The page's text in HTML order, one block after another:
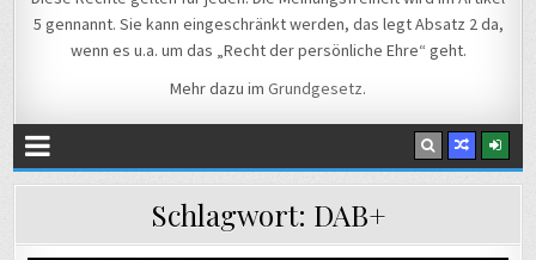
5 gennannt. Sie kann eingeschränkt werden, das legt Absatz 2 da,
wenn es u.a. um das „Recht der persönliche Ehre“ geht.
Mehr dazu im Grundgesetz.
Schlagwort: DAB+